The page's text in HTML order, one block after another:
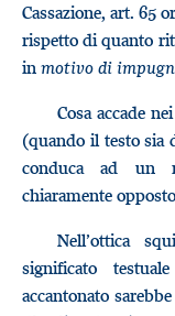
Cassazione, art. 65
rispetto di quanto
in motivo di
Cosa accade
(quando il testo sia
conduca ad un
chiaramente
Nell’ottica
significato
accantonato